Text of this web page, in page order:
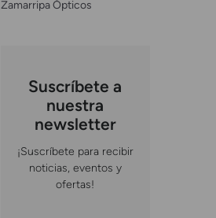
Zamarripa Ópticos
Suscríbete a
nuestra
newsletter
¡Suscríbete para recibir
noticias, eventos y
ofertas!